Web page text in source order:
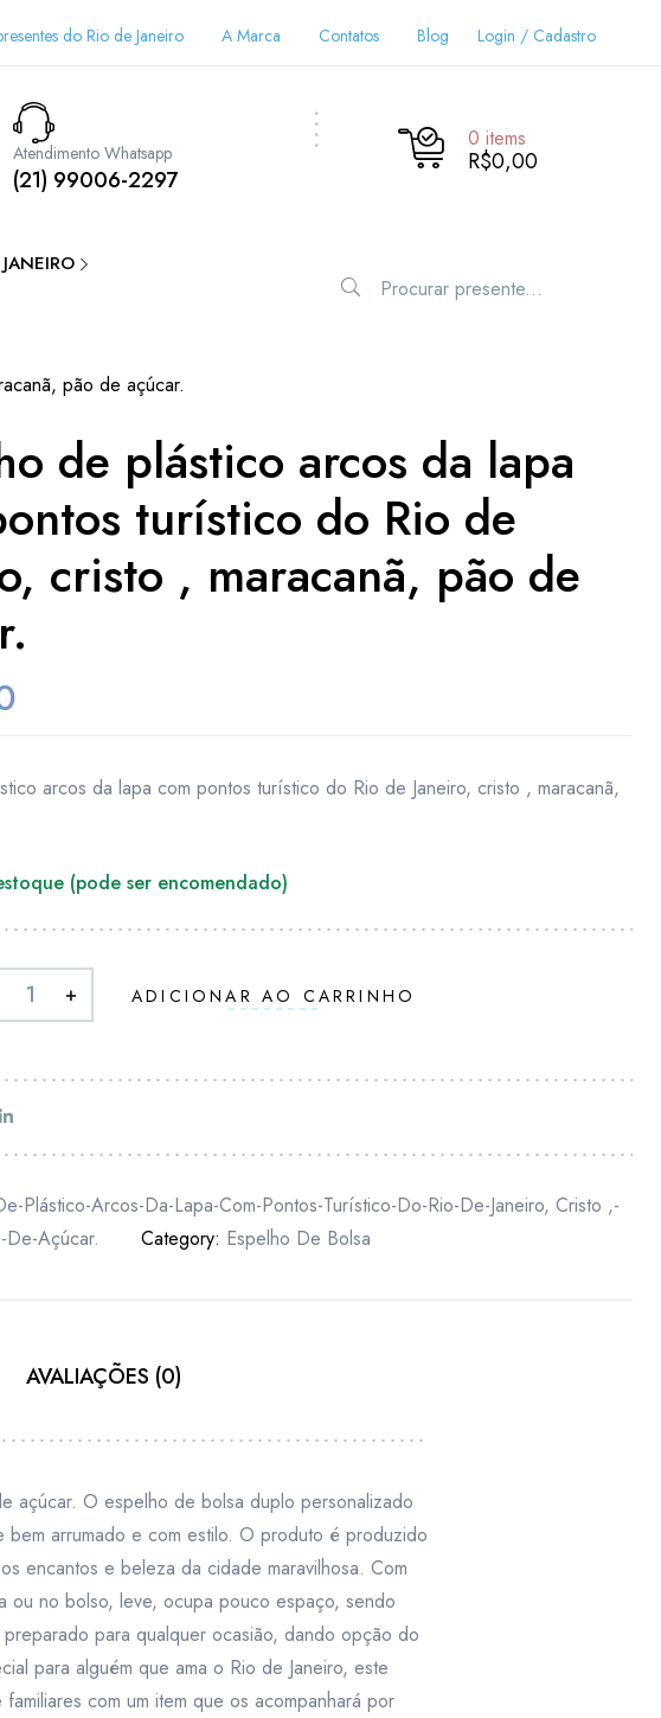
do Rio de Janeiro A Marca Contatos Blog Login / Cadastro
Atendimento Whatsapp
(21) 99006-2297
0 items
R$0,00
pão de açúcar.
de plástico arcos da lapa
turístico do Rio de
cristo , maracanã, pão de
arcos da lapa com pontos turístico do Rio de Janeiro, cristo , maracanã,
(pode ser encomendado)
+ ADICIONAR AO CARRINHO
Plástico-Arcos-Da-Lapa-Com-Pontos-Turístico-Do-Rio-De-Janeiro, Cristo ,-
De-Açúcar.
Category: Espelho De Bolsa
AVALIAÇÕES (0)
açúcar. O espelho de bolsa duplo personalizado
bem arrumado e com estilo. O produto é produzido
encantos e beleza da cidade maravilhosa. Com
no bolso, leve, ocupa pouco espaço, sendo
para qualquer ocasião, dando opção do
para alguém que ama o Rio de Janeiro, este
com um item que os acompanhará por